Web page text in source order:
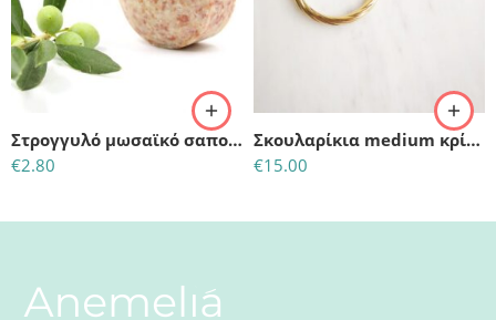
Στρογγυλό μωσαϊκό σαπούνι – Φραγκόσυκο & Αλόη (50gr)
€2.80
Σκουλαρίκια medium κρίκοι χρώμα χρυσό
€15.00